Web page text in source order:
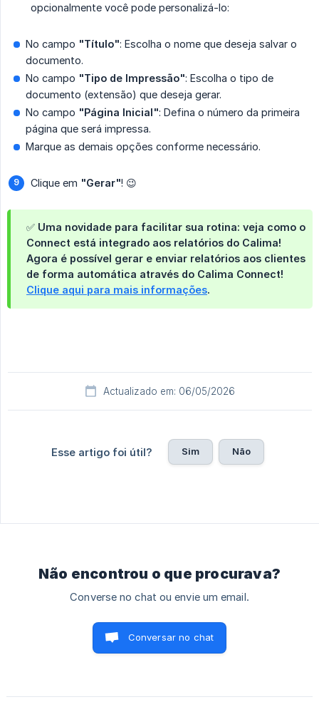
opcionalmente você pode personalizá-lo:
No campo "Título": Escolha o nome que deseja salvar o
documento.
No campo "Tipo de Impressão": Escolha o tipo de
documento (extensão) que deseja gerar.
No campo "Página Inicial": Defina o número da primeira
página que será impressa.
Marque as demais opções conforme necessário.
Clique em "Gerar"! 😉
✅ Uma novidade para facilitar sua rotina: veja como o
Connect está integrado aos relatórios do Calima!
Agora é possível gerar e enviar relatórios aos clientes
de forma automática através do Calima Connect!
Clique aqui para mais informações.
Actualizado em: 06/05/2026
Esse artigo foi útil? Sim Não
Não encontrou o que procurava?
Converse no chat ou envie um email.
Conversar no chat